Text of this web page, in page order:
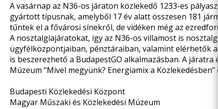
A vasárnap az N36-os járaton közlekedő 1233-es
gyártott típusnak, amelyből 17 év alatt összesen 181
tűntek el a fővárosi sínekről, de vidéken még az
A nosztalgiajáratokat, így az N36-os villamost is
ügyfélközpontjaiban, pénztáraiban, valamint elérhetők
is beszerezhető a BudapestGO alkalmazásban. A
Múzeum “Mivel megyünk? Energiamix a
Budapesti Közlekedési Központ
Magyar Műszaki és Közlekedési Múzeum